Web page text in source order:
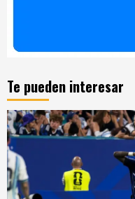
Te pueden interesar